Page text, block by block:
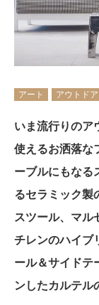
アート アウトドア
いま流行りのア
使えるお洒落な
ーブルにもなる
るセラミック製
スツール、マル
チレンのハイブ
ール＆サイドテ
ンしたカルテル